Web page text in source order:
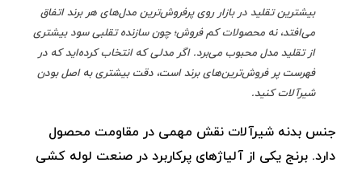
بیشترین تقلید در بازار روی پرفروش‌ترین مدل‌های هر برند اتفاق
می‌افتد، نه محصولات کم ‌فروش؛ چون سازنده تقلبی سود بیشتری
از تقلید مدل محبوب می‌برد. اگر مدلی که انتخاب کرده‌اید که در
فهرست پر فروش‌ترین‌های برند است، دقت بیشتری به اصل بودن
شیرآلات کنید.
جنس بدنه شیرآلات نقش مهمی در مقاومت محصول
دارد. برنج یکی از آلیاژهای پرکاربرد در صنعت لوله‌ کشی